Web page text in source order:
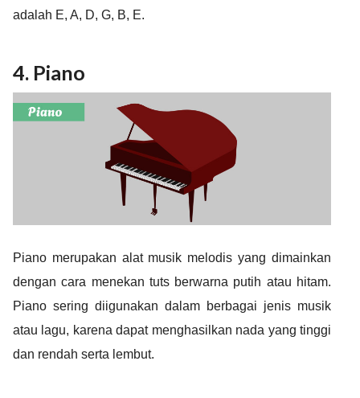
adalah E, A, D, G, B, E.
4. Piano
Piano merupakan alat musik melodis yang dimainkan
dengan cara menekan tuts berwarna putih atau hitam.
Piano sering diigunakan dalam berbagai jenis musik
atau lagu, karena dapat menghasilkan nada yang tinggi
dan rendah serta lembut.